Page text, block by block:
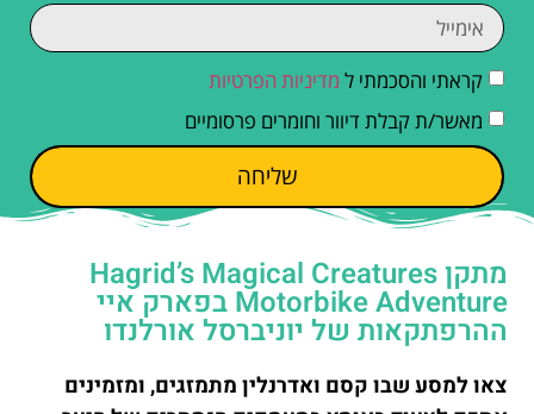
קראתי והסכמתי ל מדיניות הפרטיות
מאשר/ת קבלת דיוור וחומרים פרסומיים
שליחה
מתקן Hagrid’s Magical Creatures
Motorbike Adventure בפארק איי
ההרפתקאות של יוניברסל אורלנדו
צאו למסע שבו קסם ואדרנלין מתמזגים, ומזמינים